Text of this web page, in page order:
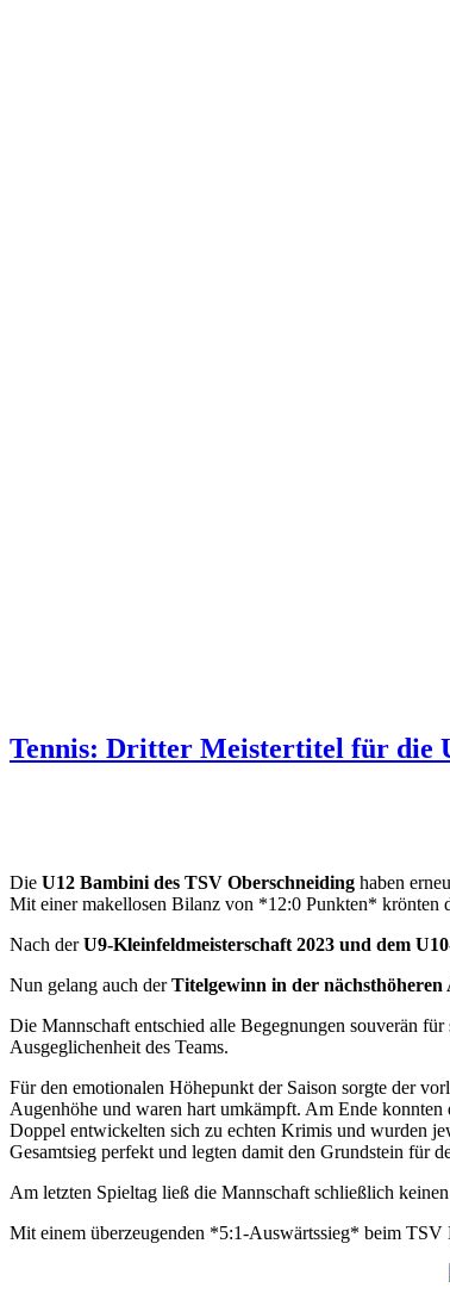
Tennis: Dritter Meistertitel für die
Die U12 Bambini des TSV Oberschneiding haben
Mit einer makellosen Bilanz von *12:0 Punkten* krönten
Nach derU9-Kleinfeldmeisterschaft 2023 und dem
Nun gelang auch derTitelgewinn in der nächsthöheren
Die Mannschaft entschied alle Begegnungen souverän
Ausgeglichenheit des Teams.
Für den emotionalen Höhepunkt der Saison sorgte der
Augenhöhe und waren hart umkämpft. Am Ende
Doppel entwickelten sich zu echten Krimis und wurden
Gesamtsieg perfekt und legten damit den Grundstein für
Am letzten Spieltag ließ die Mannschaft schließlich
Mit einem überzeugenden *5:1-Auswärtssieg* beim